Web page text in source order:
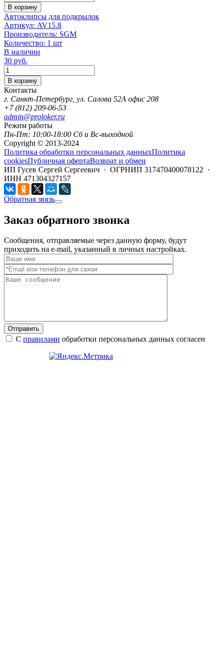
В корзину
Автоклипсы для подкрылок
Артикул: AV15.8
Производитель: SGM
Количество: 1 шт
В наличии
30 руб.
Количество
В корзину
Контакты
г. Санкт-Петербург, ул. Салова 52А офис 208
+7 (812) 209-06-53
admin@proloker.ru
Режим работы
Пн-Пт: 10:00-18:00 Сб и Вс-выходной
Copyright © 2013-2024
Политика обработки персональных данныхПолитика
cookiesПубличная офертаВозврат и обмен
ИП Гусев Сергей Сергеевич · ОГРНИП 317470400078122 ·
ИНН 471304327157
Обратная звязь
Заказ обратного звонка
Сообщения, отправляемые через данную форму, будут
приходить на e-mail, указанный в личных настройках.
Отправить
С правилами обработки персональных данных согласен